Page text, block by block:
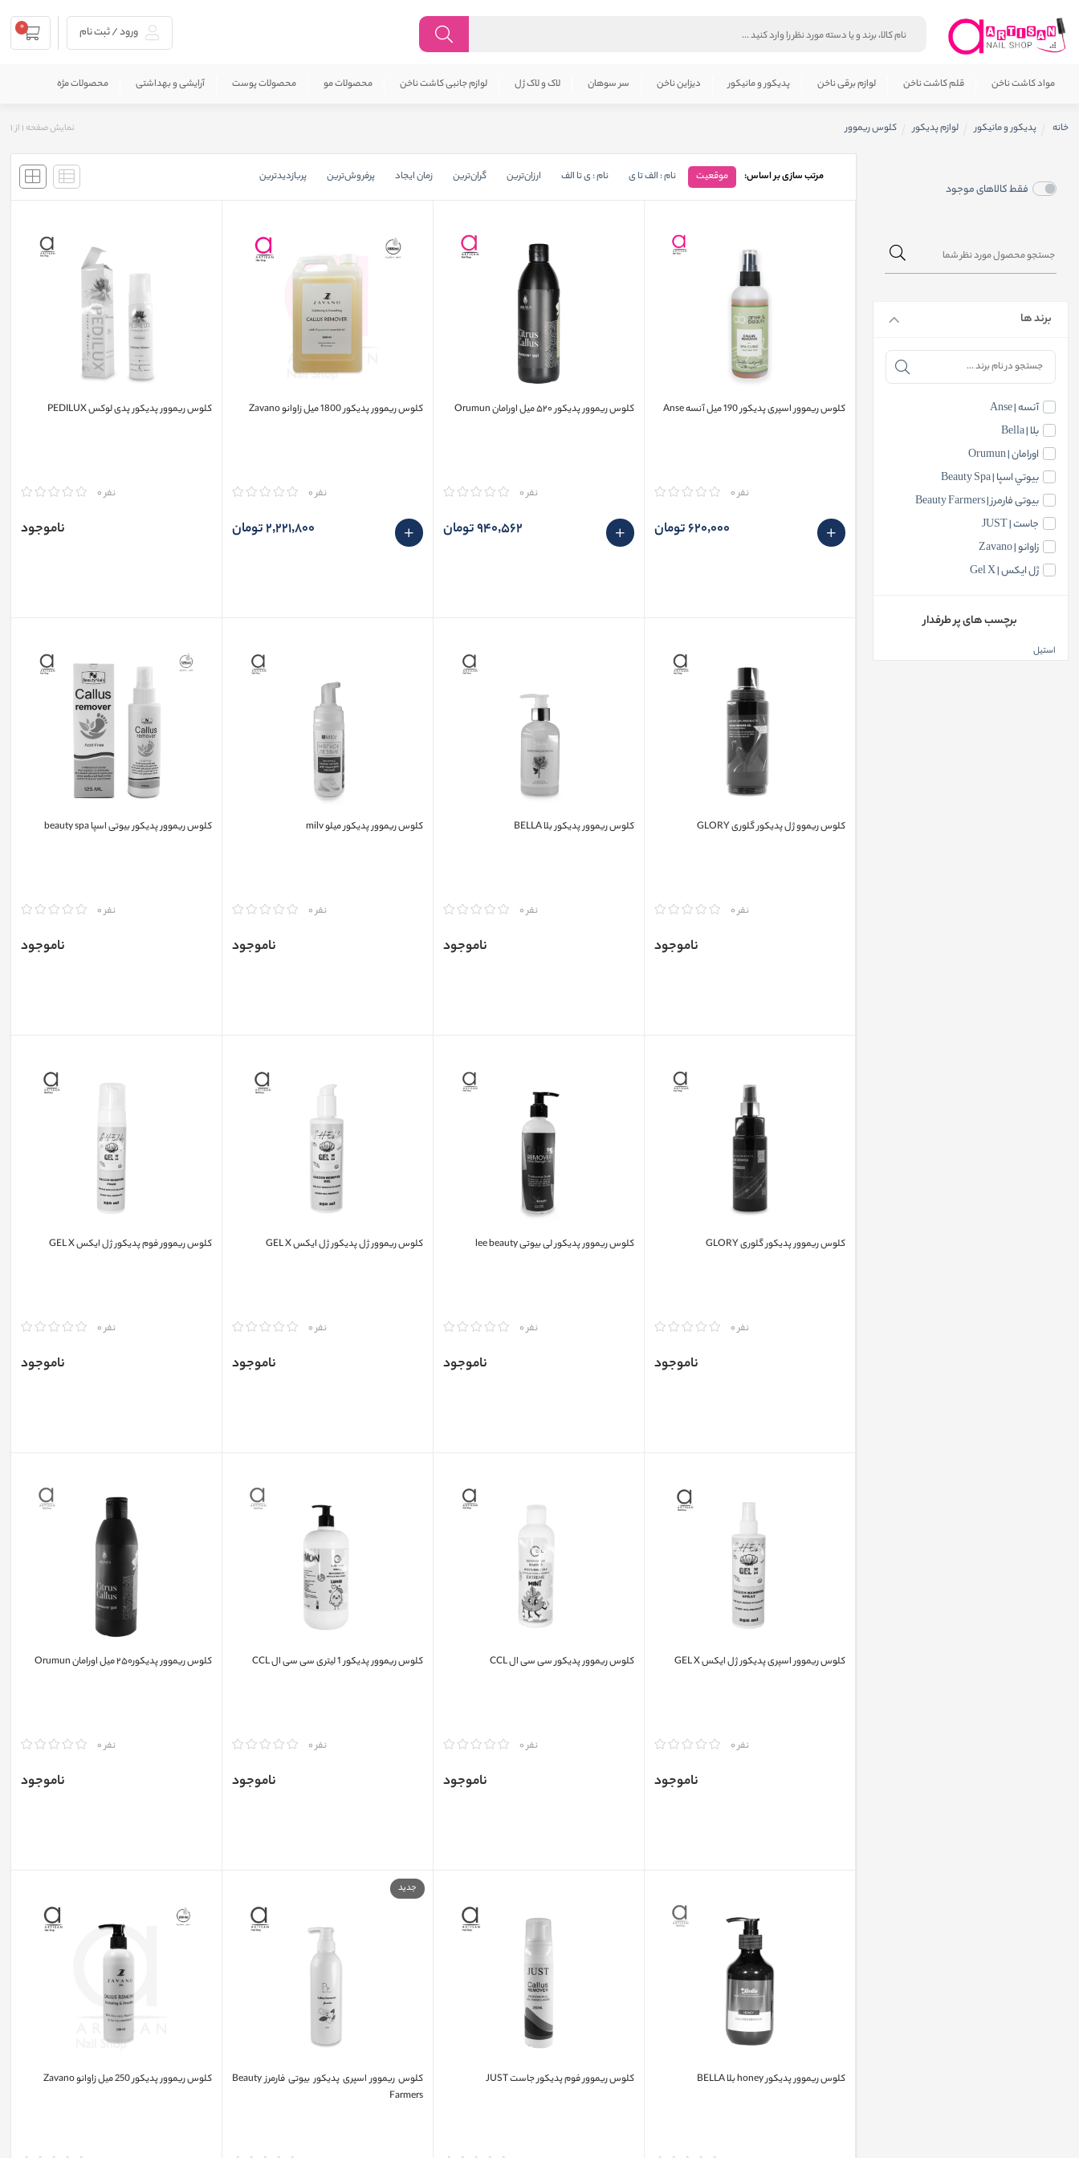
ورود / ثبت نام 0
مواد کاشت ناخن قلم کاشت ناخن لوازم برقی ناخن پدیکور و مانیکور دیزاین ناخن سر سوهان لاک و لاک ژل لوازم جانبی کاشت ناخن محصولات مو محصولات پوست آرایشی و بهداشتی محصولات مژه
خانه پدیکور و مانیکور لوازم پدیکور کلوس ریموور نمایش صفحه 1از1
مرتب سازی بر اساس: موقعیت نام : الف تا ی نام : ی تا الف ارزان‌ترین گران‌ترین زمان ایجاد پرفروش‌ترین پربازدید‌ترین
کلوس ریموور اسپری پدیکور 190 میل آنسه Anse
نفر 0
620٬000 تومان
کلوس ریموور پدیکور ۵۲۰ میل اورامان Orumun
نفر 0
940٬562 تومان
کلوس ریموور پدیکور 1800 میل زاوانو Zavano
نفر 0
2٬221٬800 تومان
کلوس ریموور پدیکور پدی لوکس PEDILUX
نفر 0
ناموجود
کلوس ریموو ژل پدیکور گلوری GLORY
نفر 0
ناموجود
کلوس ریموور پدیکور بلا BELLA
نفر 0
ناموجود
کلوس ریموور پدیکور میلو milv
نفر 0
ناموجود
کلوس ریموور پدیکور بیوتی اسپا beauty spa
نفر 0
ناموجود
کلوس ریموور پدیکور گلوری GLORY
نفر 0
ناموجود
کلوس ریموور پدیکور لی بیوتی lee beauty
نفر 0
ناموجود
کلوس ریموور ژل پدیکور ژل ایکس GEL X
نفر 0
ناموجود
کلوس ریموور فوم پدیکور ژل ایکس GEL X
نفر 0
ناموجود
کلوس ریموور اسپری پدیکور ژل ایکس GEL X
نفر 0
ناموجود
کلوس ریموور پدیکور سی سی ال CCL
نفر 0
ناموجود
کلوس ریموور پدیکور 1 لیتری سی سی ال CCL
نفر 0
ناموجود
کلوس ریموور پدیکور۲۵۰ میل اورامان Orumun
نفر 0
ناموجود
کلوس ریموور پدیکور honey بلا BELLA کلوس ریموور فوم پدیکور جاست JUST
کلوس ریموور اسپری پدیکور بیوتی فارمرز Beauty
Farmers
جدید
کلوس ریموور پدیکور 250 میل زاوانو Zavano
فقط کالاهای موجود
برند ها
آنسه | Anse
بلا | Bella
اورامان | Orumun
بيوتي اسپا | Beauty Spa
بیوتی فارمرز | Beauty Farmers
جاست | JUST
زاوانو | Zavano
ژل ایکس | Gel X
گلوری | Geloryبرچسب های پر طرفدار
استیل